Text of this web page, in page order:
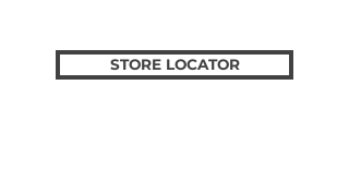
STORE LOCATOR